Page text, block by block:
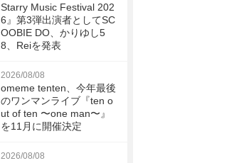
Starry Music Festival 202
6』第3弾出演者としてSC
OOBIE DO、かりゆし5
8、Reiを発表
2026/08/08
omeme tenten、今年最後
のワンマンライブ『ten o
ut of ten 〜one man〜』
を11月に開催決定
2026/08/08